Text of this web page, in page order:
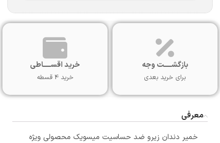
بازگشـــــت وجه
برای خرید بعدی
خرید اقســـــاطی
خرید 4 قسطه
معرفی
خمیر دندان زیرو ضد حساسیت میسویک محصولی ویژه